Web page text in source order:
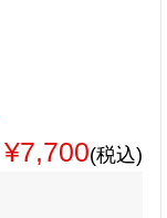
¥7,700(税込)